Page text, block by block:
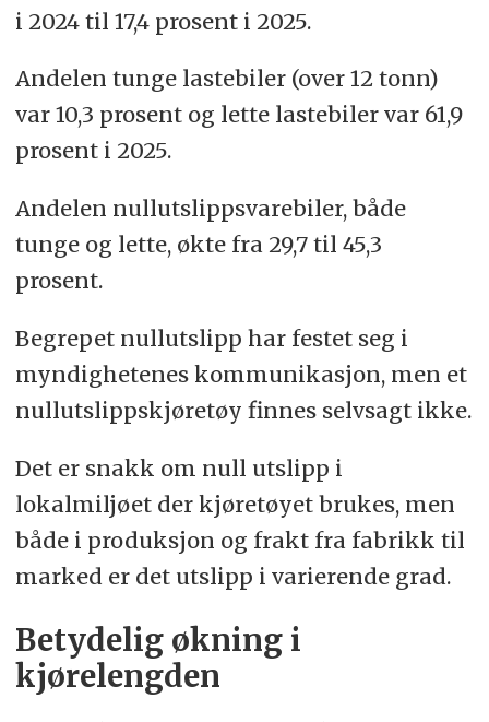
i 2024 til 17,4 prosent i 2025.
Andelen tunge lastebiler (over 12 tonn)
var 10,3 prosent og lette lastebiler var 61,9
prosent i 2025.
Andelen nullutslippsvarebiler, både
tunge og lette, økte fra 29,7 til 45,3
prosent.
Begrepet nullutslipp har festet seg i
myndighetenes kommunikasjon, men et
nullutslippskjøretøy finnes selvsagt ikke.
Det er snakk om null utslipp i
lokalmiljøet der kjøretøyet brukes, men
både i produksjon og frakt fra fabrikk til
marked er det utslipp i varierende grad.
Betydelig økning i
kjørelengden